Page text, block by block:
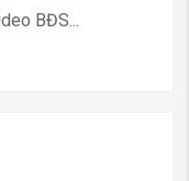
BĐS...